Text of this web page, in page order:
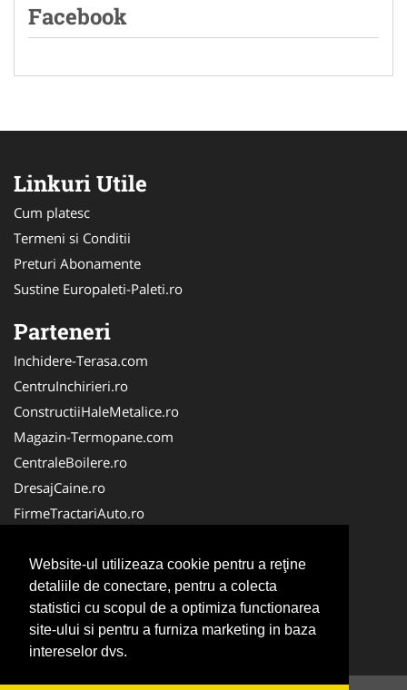
Website-ul utilizeaza cookie pentru a reţine
detaliile de conectare, pentru a colecta
statistici cu scopul de a optimiza functionarea
site-ului si pentru a furniza marketing in baza
intereselor dvs.
Facebook
Linkuri Utile
Cum platesc
Termeni si Conditii
Preturi Abonamente
Sustine Europaleti-Paleti.ro
Parteneri
Inchidere-Terasa.com
CentruInchirieri.ro
ConstructiiHaleMetalice.ro
Magazin-Termopane.com
CentraleBoilere.ro
DresajCaine.ro
FirmeTractariAuto.ro
Alpinist-Utilitar.com
CuratenieSpatiiComerciale.ro
FirmaTractariAuto.ro
Service-Reparatii.com